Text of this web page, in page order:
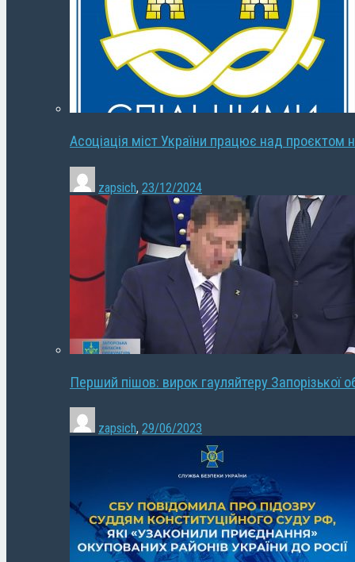
Асоціація міст України працює над проєктом
zapsich, 23/12/2024
Перший пішов: вирок гауляйтеру Запорізької
zapsich, 29/06/2023